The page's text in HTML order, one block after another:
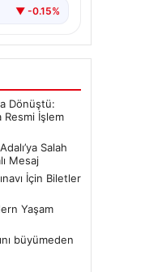
▼ -0.15%
Dönüştü:
Resmi İşlem
Salah
Mesaj
İçin Biletler
Yaşam
büyümeden